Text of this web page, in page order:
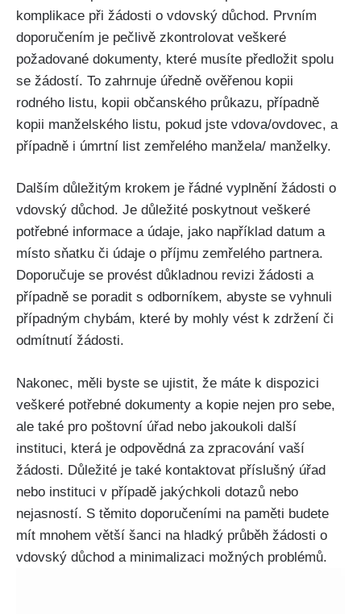
komplikace při žádosti o vdovský důchod. Prvním
doporučením je pečlivě zkontrolovat veškeré
požadované dokumenty, které musíte předložit spolu
se žádostí. To zahrnuje úředně ověřenou kopii
rodného listu, kopii občanského průkazu, případně
kopii manželského listu, pokud jste vdova/ovdovec, a
případně i úmrtní list zemřelého manžela/ manželky.
Dalším důležitým krokem je řádné vyplnění žádosti o
vdovský důchod. Je důležité poskytnout veškeré
potřebné informace a údaje, jako například datum a
místo sňatku či údaje o příjmu zemřelého partnera.
Doporučuje se provést důkladnou revizi žádosti a
případně se poradit s odborníkem, abyste se vyhnuli
případným chybám, které by mohly vést k zdržení či
odmítnutí žádosti.
Nakonec, měli byste se ujistit, že máte k dispozici
veškeré potřebné dokumenty a kopie nejen pro sebe,
ale také pro poštovní úřad nebo jakoukoli další
instituci, která je odpovědná za zpracování vaší
žádosti. Důležité je také kontaktovat příslušný úřad
nebo instituci v případě jakýchkoli dotazů nebo
nejasností. S těmito doporučeními na paměti budete
mít mnohem větší šanci na hladký průběh žádosti o
vdovský důchod a minimalizaci možných problémů.